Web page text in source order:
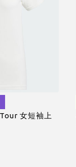
女短袖上